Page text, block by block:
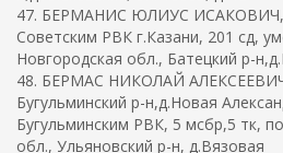
47. БЕРМАНИС ЮЛИУС ИСАКОВИЧ,
Советским РВК г.Казани, 201 сд,
Новгородская обл., Батецкий р-
48. БЕРМАС НИКОЛАЙ
Бугульминский р-н,д.Новая
Бугульминским РВК, 5 мсбр,5 тк,
обл., Ульяновский р-н, д.Вязовая